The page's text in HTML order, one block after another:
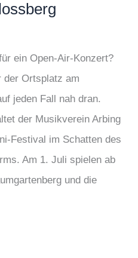
ein Open-Air-Konzert?
der Ortsplatz am
jeden Fall nah dran.
der Musikverein Arbing
Festival im Schatten des
Am 1. Juli spielen ab
und die